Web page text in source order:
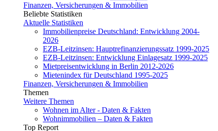
Finanzen, Versicherungen & Immobilien
Beliebte Statistiken
Aktuelle Statistiken
Immobilienpreise Deutschland: Entwicklung 2004-
2026
EZB-Leitzinsen: Hauptrefinanzierungssatz 1999-2025
EZB-Leitzinsen: Entwicklung Einlagesatz 1999-2025
Mietpreisentwicklung in Berlin 2012-2026
Mietenindex für Deutschland 1995-2025
Finanzen, Versicherungen & Immobilien
Themen
Weitere Themen
Wohnen im Alter - Daten & Fakten
Wohnimmobilien – Daten & Fakten
Top Report